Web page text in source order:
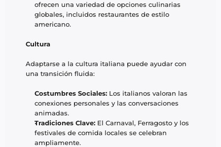
ofrecen una variedad de opciones culinarias
globales, incluidos restaurantes de estilo
americano.
Cultura
Adaptarse a la cultura italiana puede ayudar con
una transición fluida:
Costumbres Sociales: Los italianos valoran las
conexiones personales y las conversaciones
animadas.
Tradiciones Clave: El Carnaval, Ferragosto y los
festivales de comida locales se celebran
ampliamente.